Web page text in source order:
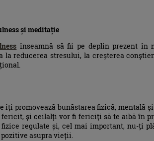
și meditație
înseamnă să fii pe deplin prezent în
la reducerea stresului, la creșterea
promovează bunăstarea fizică, mentală
și ceilalți vor fi fericiți să te aibă în
regulate și, cel mai important, nu-ți
asupra vieții.